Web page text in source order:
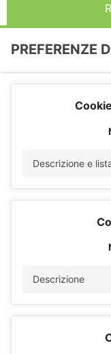
PREFERENZE
Descrizione e
Descrizione